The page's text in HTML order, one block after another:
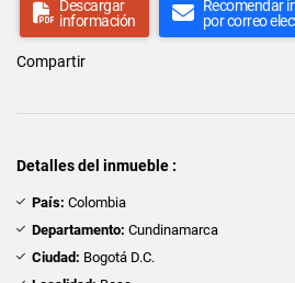
Descargar
información
Recomendar
por correo
Compartir
Detalles del inmueble :
País: Colombia
Departamento: Cundinamarca
Ciudad: Bogotá D.C.